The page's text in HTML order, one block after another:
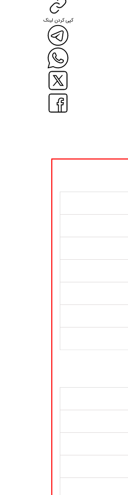
کپی کردن لینک